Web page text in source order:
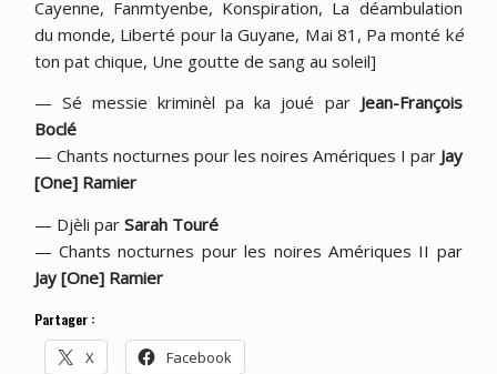
Cayenne, Fanmtyenbe, Konspiration, La déambulation
du monde, Liberté pour la Guyane, Mai 81, Pa monté ké
ton pat chique, Une goutte de sang au soleil]
— Sé messie kriminèl pa ka joué par Jean-François
Boclé
— Chants nocturnes pour les noires Amériques I par Jay
[One] Ramier
— Djèli par Sarah Touré
— Chants nocturnes pour les noires Amériques II par
Jay [One] Ramier
Partager :
X Facebook